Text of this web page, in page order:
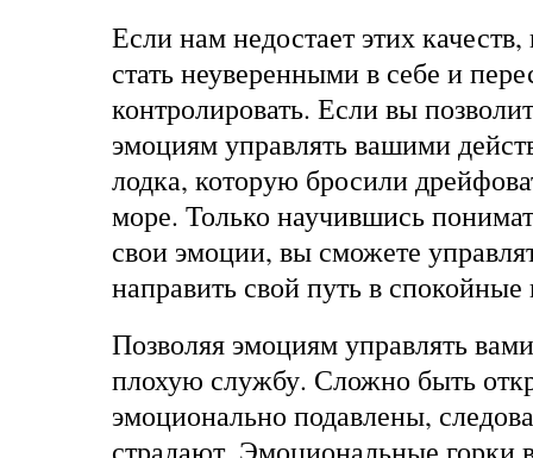
Если нам недостает этих
стать неуверенными в себе и
контролировать. Если вы
эмоциям управлять вашими
лодка, которую бросили
море. Только научившись
свои эмоции, вы сможете
направить свой путь в
Позволяя эмоциям управлять
плохую службу. Сложно быть
эмоционально подавлены,